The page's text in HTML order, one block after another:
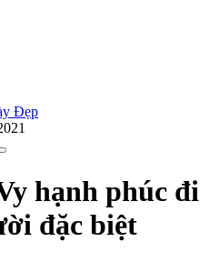
Đẹp
hạnh phúc đi
đặc biệt